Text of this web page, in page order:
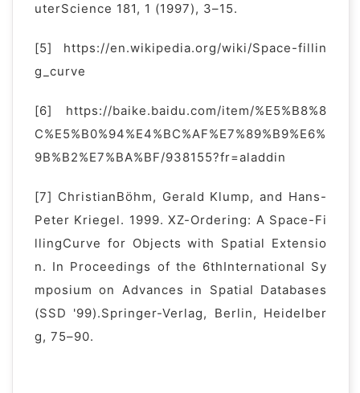
uterScience 181, 1 (1997), 3–15.
[5] https://en.wikipedia.org/wiki/Space-fillin
g_curve
[6] https://baike.baidu.com/item/%E5%B8%8
C%E5%B0%94%E4%BC%AF%E7%89%B9%E6%
9B%B2%E7%BA%BF/938155?fr=aladdin
[7] ChristianBöhm, Gerald Klump, and Hans-
Peter Kriegel. 1999. XZ-Ordering: A Space-Fi
llingCurve for Objects with Spatial Extensio
n. In Proceedings of the 6thInternational Sy
mposium on Advances in Spatial Databases
(SSD '99).Springer-Verlag, Berlin, Heidelber
g, 75–90.